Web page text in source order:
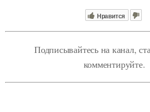
Нравится
Подписывайтесь на канал,
комментируйте.